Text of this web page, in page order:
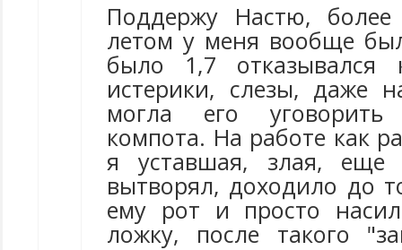
Поддержу Настю, более
летом у меня вообще
было 1,7 отказывался
истерики, слезы, даже
могла его
компота. На работе как
я уставшая, злая,
вытворял, доходило до
ему рот и просто
ложку, после такого